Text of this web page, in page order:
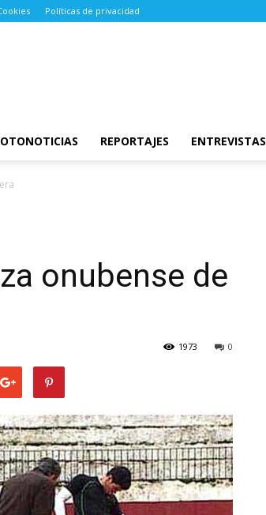
Políticas de privacidad
REPORTAJES ENTREVISTAS
onubense de
0
1973